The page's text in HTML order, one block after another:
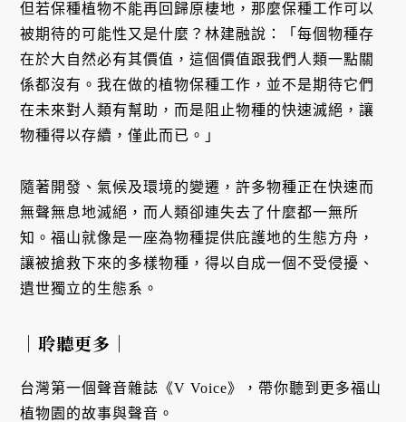
但若保種植物不能再回歸原棲地，那麼保種工作可以
被期待的可能性又是什麼？林建融說：「每個物種存
在於大自然必有其價值，這個價值跟我們人類一點關
係都沒有。我在做的植物保種工作，並不是期待它們
在未來對人類有幫助，而是阻止物種的快速滅絕，讓
物種得以存續，僅此而已。」
隨著開發、氣候及環境的變遷，許多物種正在快速而
無聲無息地滅絕，而人類卻連失去了什麼都一無所
知。福山就像是一座為物種提供庇護地的生態方舟，
讓被搶救下來的多樣物種，得以自成一個不受侵擾、
遺世獨立的生態系。
｜聆聽更多｜
台灣第一個聲音雜誌《V Voice》，帶你聽到更多福山
植物園的故事與聲音。